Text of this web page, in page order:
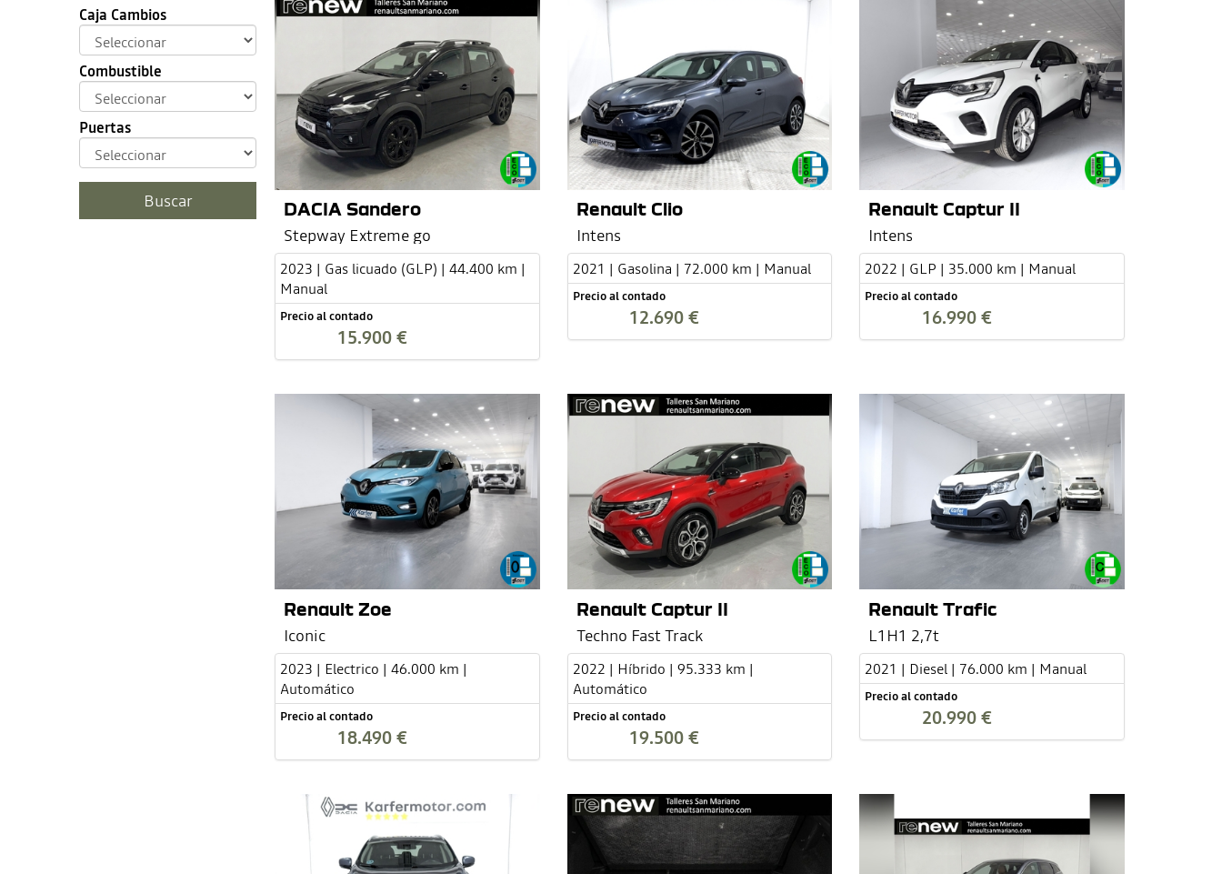
Caja Cambios
Combustible
Puertas
DACIA Sandero
Stepway Extreme go
2023 | Gas licuado (GLP) | 44.400 km |
Manual
Precio al contado
15.900 €
Renault Clio
Intens
2021 | Gasolina | 72.000 km | Manual
Precio al contado
12.690 €
Renault Captur II
Intens
2022 | GLP | 35.000 km | Manual
Precio al contado
16.990 €
Renault Zoe
Iconic
2023 | Electrico | 46.000 km |
Automático
Precio al contado
18.490 €
Renault Captur II
Techno Fast Track
2022 | Híbrido | 95.333 km |
Automático
Precio al contado
19.500 €
Renault Trafic
L1H1 2,7t
2021 | Diesel | 76.000 km | Manual
Precio al contado
20.990 €